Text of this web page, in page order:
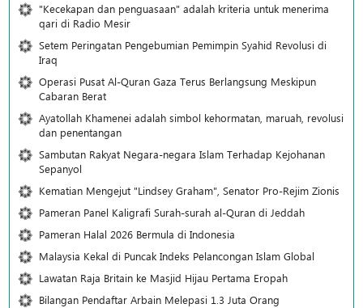
"Kecekapan dan penguasaan" adalah kriteria untuk menerima
qari di Radio Mesir
Setem Peringatan Pengebumian Pemimpin Syahid Revolusi di
Iraq
Operasi Pusat Al-Quran Gaza Terus Berlangsung Meskipun
Cabaran Berat
Ayatollah Khamenei adalah simbol kehormatan, maruah, revolusi
dan penentangan
Sambutan Rakyat Negara-negara Islam Terhadap Kejohanan
Sepanyol
Kematian Mengejut "Lindsey Graham", Senator Pro-Rejim Zionis
Pameran Panel Kaligrafi Surah-surah al-Quran di Jeddah
Pameran Halal 2026 Bermula di Indonesia
Malaysia Kekal di Puncak Indeks Pelancongan Islam Global
Lawatan Raja Britain ke Masjid Hijau Pertama Eropah
Bilangan Pendaftar Arbain Melepasi 1.3 Juta Orang